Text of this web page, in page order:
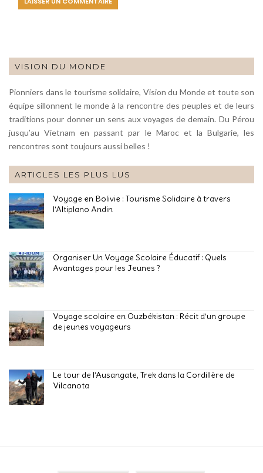
VISION DU MONDE
Pionniers dans le tourisme solidaire, Vision du Monde et toute son
équipe sillonnent le monde à la rencontre des peuples et de leurs
traditions pour donner un sens aux voyages de demain. Du Pérou
jusqu’au Vietnam en passant par le Maroc et la Bulgarie, les
rencontres sont toujours aussi belles !
ARTICLES LES PLUS LUS
Voyage en Bolivie : Tourisme Solidaire à travers
l’Altiplano Andin
Organiser Un Voyage Scolaire Éducatif : Quels
Avantages pour les Jeunes ?
Voyage scolaire en Ouzbékistan : Récit d’un groupe
de jeunes voyageurs
Le tour de l’Ausangate, Trek dans la Cordillère de
Vilcanota